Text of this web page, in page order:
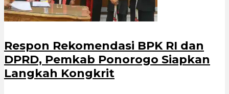
Respon Rekomendasi BPK RI dan
DPRD, Pemkab Ponorogo Siapkan
Langkah Kongkrit